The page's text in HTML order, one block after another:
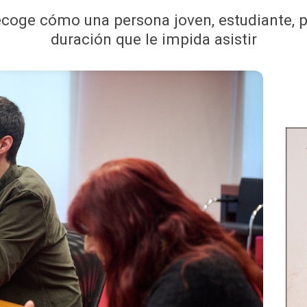
cómo una persona joven, estudiante,
duración que le impida asistir